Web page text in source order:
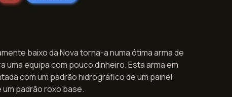
baixo da Nova torna-a numa ótima arma de
uma equipa com pouco dinheiro. Esta arma em
com um padrão hidrográfico de um painel
padrão roxo base.